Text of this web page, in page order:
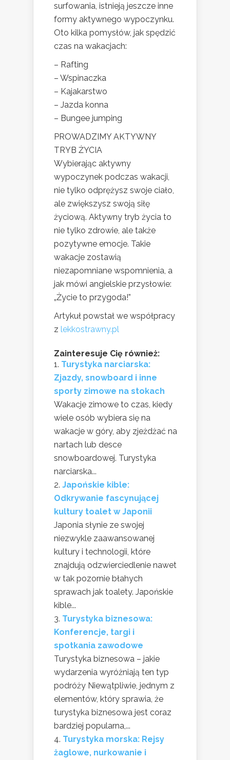
surfowania, istnieją jeszcze inne
formy aktywnego wypoczynku.
Oto kilka pomysłów, jak spędzić
czas na wakacjach:
– Rafting
– Wspinaczka
– Kajakarstwo
– Jazda konna
– Bungee jumping
PROWADZIMY AKTYWNY
TRYB ŻYCIA
Wybierając aktywny
wypoczynek podczas wakacji,
nie tylko odprężysz swoje ciało,
ale zwiększysz swoją siłę
życiową. Aktywny tryb życia to
nie tylko zdrowie, ale także
pozytywne emocje. Takie
wakacje zostawią
niezapomniane wspomnienia, a
jak mówi angielskie przysłowie:
„Życie to przygoda!”
Artykuł powstał we współpracy
z lekkostrawny.pl
Zainteresuje Cię również:
Turystyka narciarska:
Zjazdy, snowboard i inne
sporty zimowe na stokach
Wakacje zimowe to czas, kiedy
wiele osób wybiera się na
wakacje w góry, aby zjeżdżać na
nartach lub desce
snowboardowej. Turystyka
narciarska...
Japońskie kible:
Odkrywanie fascynującej
kultury toalet w Japonii
Japonia słynie ze swojej
niezwykle zaawansowanej
kultury i technologii, które
znajdują odzwierciedlenie nawet
w tak pozornie błahych
sprawach jak toalety. Japońskie
kible...
Turystyka biznesowa:
Konferencje, targi i
spotkania zawodowe
Turystyka biznesowa – jakie
wydarzenia wyróżniają ten typ
podróży Niewątpliwie, jednym z
elementów, który sprawia, że
turystyka biznesowa jest coraz
bardziej popularna,...
Turystyka morska: Rejsy
żaglowe, nurkowanie i